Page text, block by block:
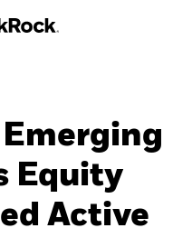
Equity
Active